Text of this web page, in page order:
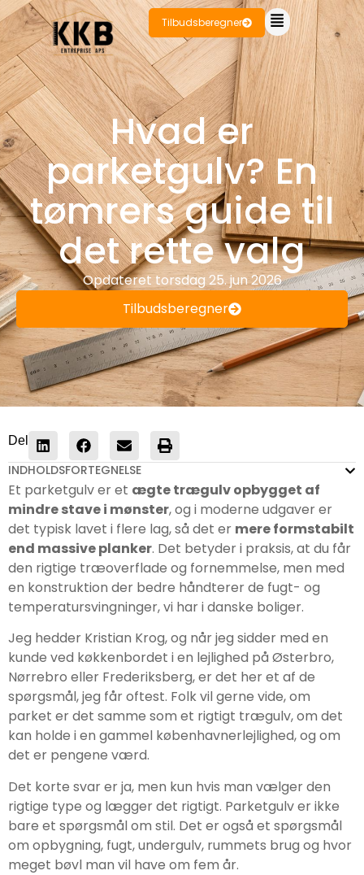
Tilbudsberegner
Hvad er
parketgulv? En
tømrers guide til
det rette valg
Opdaterettorsdag 25. jun 2026
Tilbudsberegner
Del
INDHOLDSFORTEGNELSE
Et parketgulv er et ægte trægulv opbygget af
mindre stave i mønster, og i moderne udgaver er
det typisk lavet i flere lag, så det er mere formstabilt
end massive planker. Det betyder i praksis, at du får
den rigtige træoverflade og fornemmelse, men med
en konstruktion der bedre håndterer de fugt- og
temperatursvingninger, vi har i danske boliger.
Jeg hedder Kristian Krog, og når jeg sidder med en
kunde ved køkkenbordet i en lejlighed på Østerbro,
Nørrebro eller Frederiksberg, er det her et af de
spørgsmål, jeg får oftest. Folk vil gerne vide, om
parket er det samme som et rigtigt trægulv, om det
kan holde i en gammel københavnerlejlighed, og om
det er pengene værd.
Det korte svar er ja, men kun hvis man vælger den
rigtige type og lægger det rigtigt. Parketgulv er ikke
bare et spørgsmål om stil. Det er også et spørgsmål
om opbygning, fugt, undergulv, rummets brug og hvor
meget bøvl man vil have om fem år.